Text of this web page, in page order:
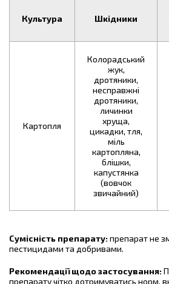
Культура Шкідники
Картопля
Колорадський
жук,
дротяники,
несправжні
дротяники,
личинки
хруща,
цикадки, тля,
міль
картопляна,
блішки,
капустянка
(вовчок
звичайний)
Сумісність препарату:препарат не
пестицидами та добривами.
Рекомендації щодо застосування:
препарату чітко дотримуватись норм,